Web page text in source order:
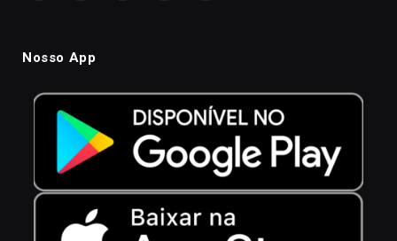
Nosso App